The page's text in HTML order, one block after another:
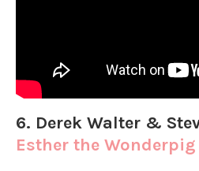
6. Derek Walter &
Esther the Wonderpig